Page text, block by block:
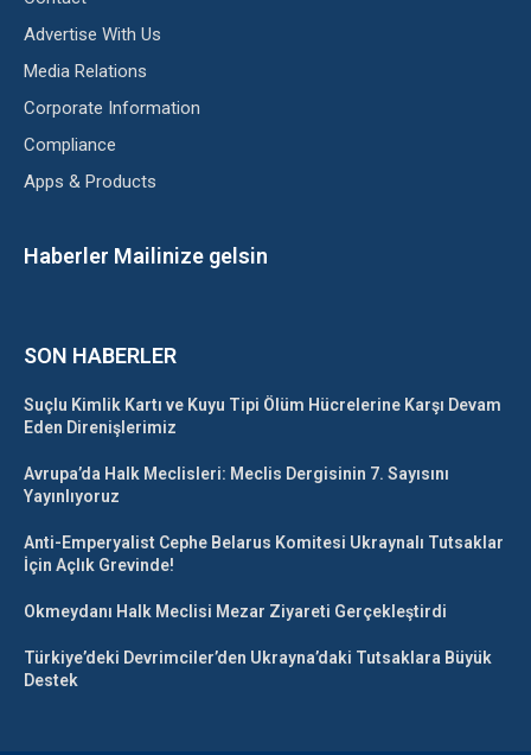
Advertise With Us
Media Relations
Corporate Information
Compliance
Apps & Products
Haberler Mailinize gelsin
SON HABERLER
Suçlu Kimlik Kartı ve Kuyu Tipi Ölüm Hücrelerine Karşı Devam
Eden Direnişlerimiz
Avrupa’da Halk Meclisleri: Meclis Dergisinin 7. Sayısını
Yayınlıyoruz
Anti-Emperyalist Cephe Belarus Komitesi Ukraynalı Tutsaklar
İçin Açlık Grevinde!
Okmeydanı Halk Meclisi Mezar Ziyareti Gerçekleştirdi
Türkiye’deki Devrimciler’den Ukrayna’daki Tutsaklara Büyük
Destek